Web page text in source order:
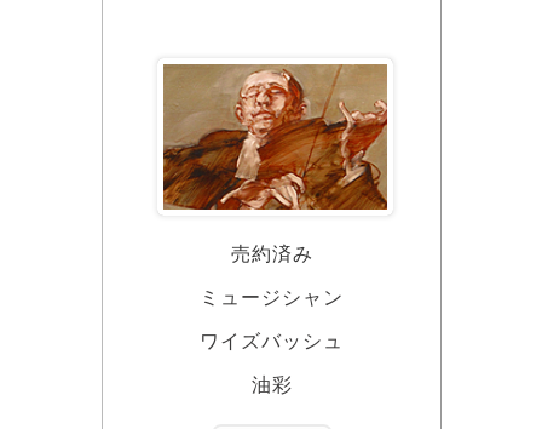
売約済み
ミュージシャン
ワイズバッシュ
油彩